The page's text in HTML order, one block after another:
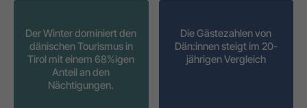
Der Winter dominiert den
dänischen Tourismus in
Tirol mit einem 68%igen
Anteil an den
Nächtigungen.
Die Gästezahlen von
Dän:innen steigt im 20-
jährigen Vergleich